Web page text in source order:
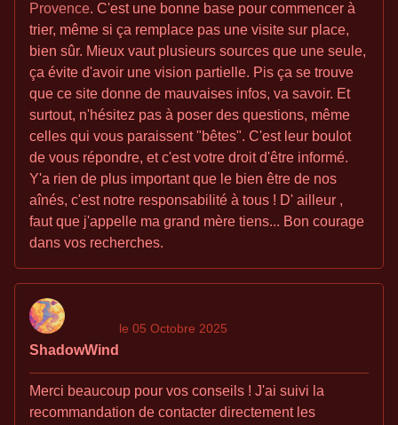
Provence. C'est une bonne base pour commencer à
trier, même si ça remplace pas une visite sur place,
bien sûr. Mieux vaut plusieurs sources que une seule,
ça évite d'avoir une vision partielle. Pis ça se trouve
que ce site donne de mauvaises infos, va savoir. Et
surtout, n'hésitez pas à poser des questions, même
celles qui vous paraissent "bêtes". C'est leur boulot
de vous répondre, et c'est votre droit d'être informé.
Y'a rien de plus important que le bien être de nos
aînés, c'est notre responsabilité à tous ! D' ailleur ,
faut que j'appelle ma grand mère tiens... Bon courage
dans vos recherches.
ShadowWind
le 05 Octobre 2025
Merci beaucoup pour vos conseils ! J'ai suivi la
recommandation de contacter directement les